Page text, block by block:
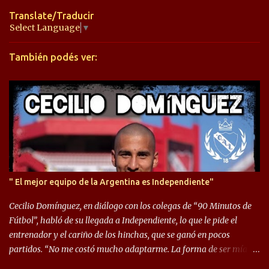
a
r
i
s
Translate/Traducir
Select Language ▼
También podés ver:
" El mejor equipo de la Argentina es Independiente"
Cecilio Domínguez, en diálogo con los colegas de “90 Minutos de
Fútbol”, habló de su llegada a Independiente, lo que le pide el
entrenador y el cariño de los hinchas, que se ganó en pocos
partidos. “No me costó mucho adaptarme. La forma de ser mía